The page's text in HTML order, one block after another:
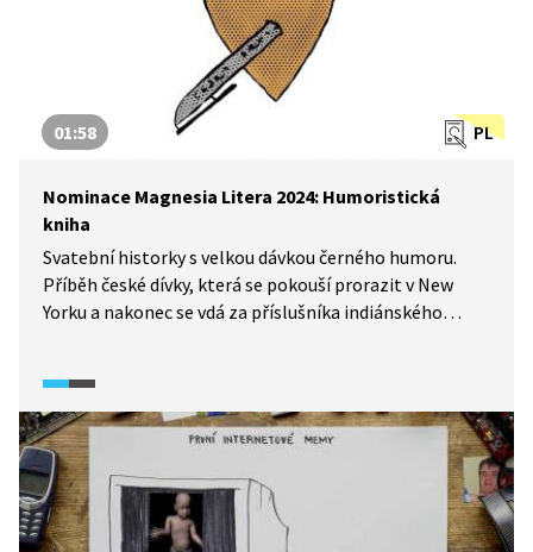
PL
01:58
Nominace Magnesia Litera 2024: Humoristická
kniha
Svatební historky s velkou dávkou černého humoru.
Příběh české dívky, která se pokouší prorazit v New
Yorku a nakonec se vdá za příslušníka indiánského
Litera uděluje každý rok ceny za nejzajímavější literární
počiny celkem v devíti kategoriích. Jaké tři knihy
v kategorii humoristická kniha se v roce 2024
probojovaly do nominací?